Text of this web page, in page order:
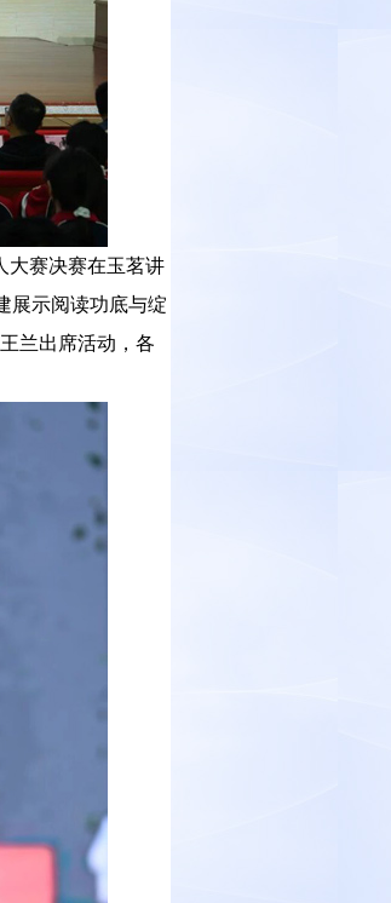
大赛决赛在玉茗讲
展示阅读功底与绽
兰出席活动，各